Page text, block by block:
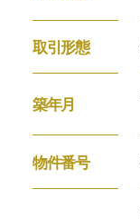
取引形態
築年月
物件番号